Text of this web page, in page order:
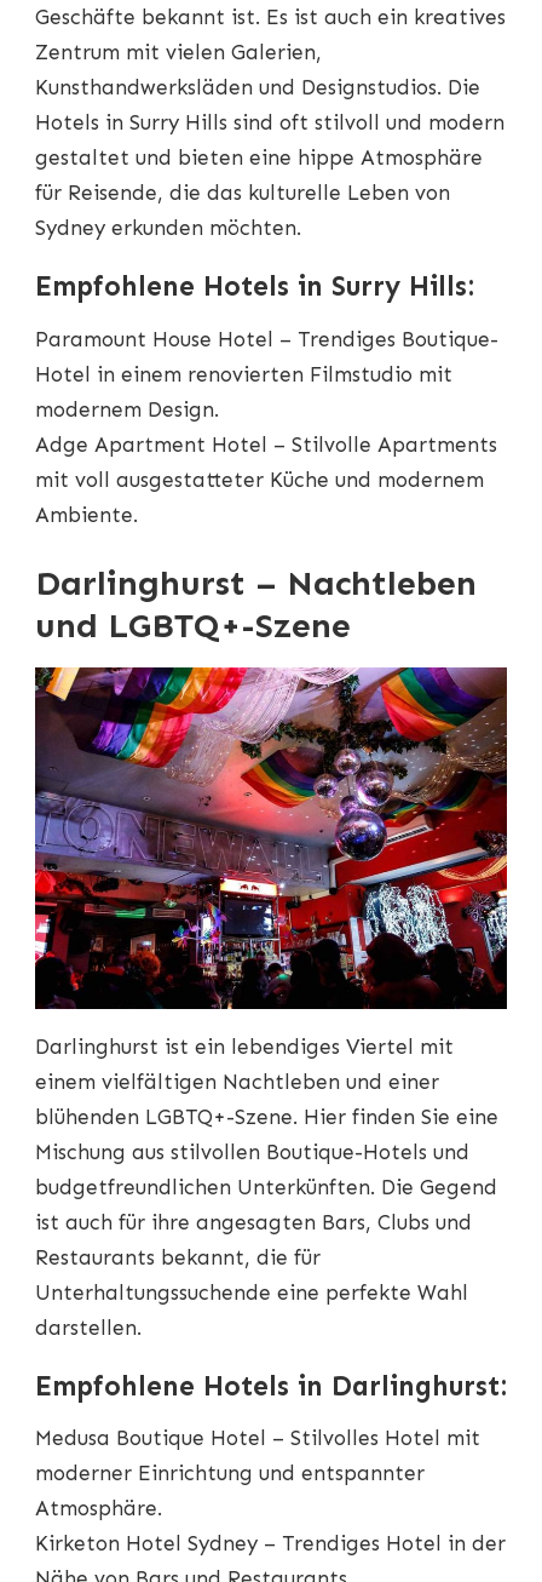
Geschäfte bekannt ist. Es ist auch ein kreatives
Zentrum mit vielen Galerien,
Kunsthandwerksläden und Designstudios. Die
Hotels in Surry Hills sind oft stilvoll und modern
gestaltet und bieten eine hippe Atmosphäre
für Reisende, die das kulturelle Leben von
Sydney erkunden möchten.
Empfohlene Hotels in Surry Hills:
Paramount House Hotel – Trendiges Boutique-
Hotel in einem renovierten Filmstudio mit
modernem Design.
Adge Apartment Hotel – Stilvolle Apartments
mit voll ausgestatteter Küche und modernem
Ambiente.
Darlinghurst – Nachtleben
und LGBTQ+-Szene
Darlinghurst ist ein lebendiges Viertel mit
einem vielfältigen Nachtleben und einer
blühenden LGBTQ+-Szene. Hier finden Sie eine
Mischung aus stilvollen Boutique-Hotels und
budgetfreundlichen Unterkünften. Die Gegend
ist auch für ihre angesagten Bars, Clubs und
Restaurants bekannt, die für
Unterhaltungssuchende eine perfekte Wahl
darstellen.
Empfohlene Hotels in Darlinghurst:
Medusa Boutique Hotel – Stilvolles Hotel mit
moderner Einrichtung und entspannter
Atmosphäre.
Kirketon Hotel Sydney – Trendiges Hotel in der